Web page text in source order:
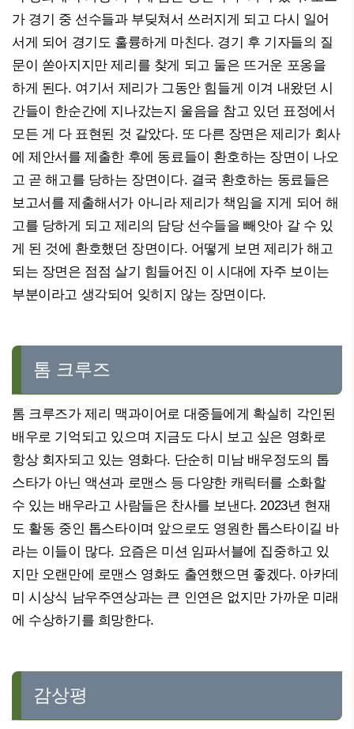
가 경기 중 선수들과 부딪쳐서 쓰러지게 되고 다시 일어
서게 되어 경기도 훌륭하게 마친다. 경기 후 기자들의 질
문이 쏟아지지만 제리를 찾게 되고 둘은 뜨거운 포옹을
하게 된다. 여기서 제리가 그동안 힘들게 이겨 내왔던 시
간들이 한순간에 지나갔는지 울음을 참고 있던 표정에서
모든 게 다 표현된 것 같았다. 또 다른 장면은 제리가 회사
에 제안서를 제출한 후에 동료들이 환호하는 장면이 나오
고 곧 해고를 당하는 장면이다. 결국 환호하는 동료들은
보고서를 제출해서가 아니라 제리가 책임을 지게 되어 해
고를 당하게 되고 제리의 담당 선수들을 빼앗아 갈 수 있
게 된 것에 환호했던 장면이다. 어떻게 보면 제리가 해고
되는 장면은 점점 살기 힘들어진 이 시대에 자주 보이는
부분이라고 생각되어 잊히지 않는 장면이다.
톰 크루즈
톰 크루즈가 제리 맥과이어로 대중들에게 확실히 각인된
배우로 기억되고 있으며 지금도 다시 보고 싶은 영화로
항상 회자되고 있는 영화다. 단순히 미남 배우정도의 톱
스타가 아닌 액션과 로맨스 등 다양한 캐릭터를 소화할
수 있는 배우라고 사람들은 찬사를 보낸다. 2023년 현재
도 활동 중인 톱스타이며 앞으로도 영원한 톱스타이길 바
라는 이들이 많다. 요즘은 미션 임파서블에 집중하고 있
지만 오랜만에 로맨스 영화도 출연했으면 좋겠다. 아카데
미 시상식 남우주연상과는 큰 인연은 없지만 가까운 미래
에 수상하기를 희망한다.
감상평